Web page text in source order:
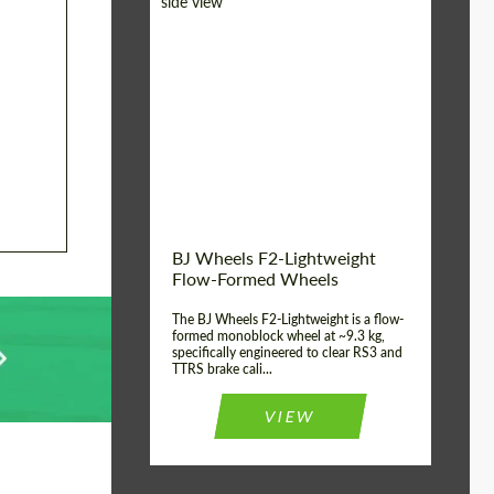
BJ Wheels F2-Lightweight
Flow-Formed Wheels
The BJ Wheels F2-Lightweight is a flow-
formed monoblock wheel at ~9.3 kg,
specifically engineered to clear RS3 and
TTRS brake cali...
VIEW